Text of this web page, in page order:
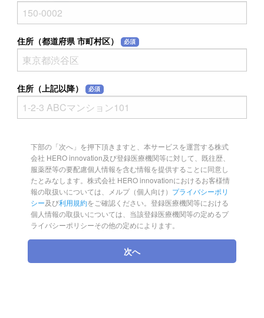
住所（都道府県 市町村区） 必須
住所（上記以降） 必須
下部の「次へ」を押下頂きますと、本サービスを運営する株式
会社 HERO innovation及び登録医療機関等に対して、既往歴、
服薬歴等の要配慮個人情報を含む情報を提供することに同意し
たとみなします。株式会社 HERO innovationにおけるお客様情
報の取扱いについては、メルプ（個人向け） プライバシーポリ
シー及び利用規約をご確認ください。登録医療機関等における
個人情報の取扱いについては、当該登録医療機関等の定めるプ
ライバシーポリシーその他の定めによります。